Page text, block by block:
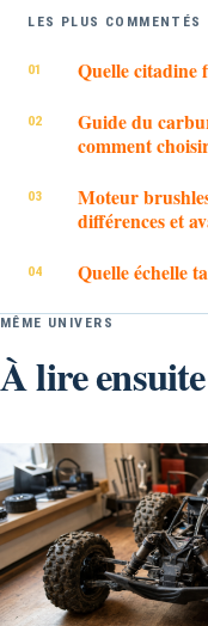
LES PLUS COMMENTÉS
Quelle citadine
Guide du
comment
Moteur
différences et
Quelle échelle
MÊME UNIVERS
À lire ensuite